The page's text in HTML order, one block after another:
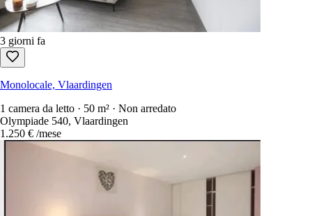
3 giorni fa
Monolocale, Vlaardingen
1 camera da letto · 50 m² · Non arredato
Olympiade 540, Vlaardingen
1.250 € /mese